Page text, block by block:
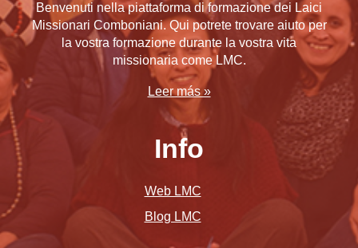
Benvenuti nella piattaforma di formazione dei Laici
Missionari Comboniani. Qui potrete trovare aiuto per
la vostra formazione durante la vostra vita
missionaria come LMC.
Leer más »
Info
Web LMC
Blog LMC